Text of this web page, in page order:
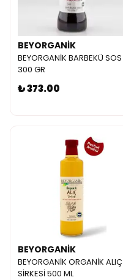
BEYORGANİK
BEYORGANİK BARBEKÜ SOS
300 GR
₺ 373.00
BEYORGANİK
BEYORGANİK ORGANİK ALIÇ
SİRKESİ 500 ML